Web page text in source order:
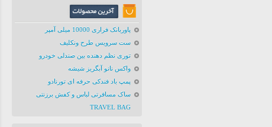
پاوربانک فراری 10000 میلی آمپر
ست سرویس طرح ونکلیف
توری نظم دهنده بین صندلی خودرو
واکس نانو آبگریز شیشه
پمپ باد فندکی حرفه ای تورنادو
ساک مسافرتی لباس و کفش برزنتی
TRAVEL BAG